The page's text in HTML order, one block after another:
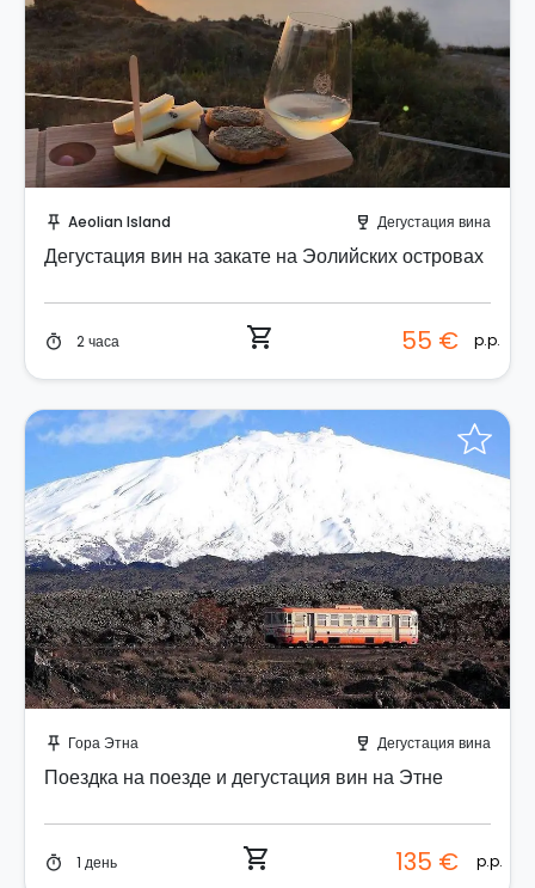
push_pin Aeolian Island wine_bar Дегустация вина
Дегустация вин на закате на Эолийских островах
timer 2 часа shopping_cart 55 € p.p.
push_pin Гора Этна wine_bar Дегустация вина
Поездка на поезде и дегустация вин на Этне
timer 1 день shopping_cart 135 € p.p.